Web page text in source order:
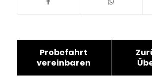
Probefahrt
vereinbaren